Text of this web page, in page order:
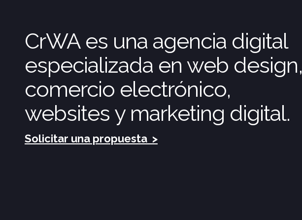
CrWA es una agencia digital
especializada en web design,
comercio electrónico,
websites y marketing digital.
Solicitar una propuesta >